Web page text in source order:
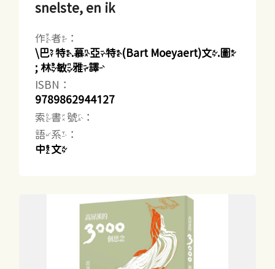
snelste, en ik
作者：
\巴特.慕亞特(Bart Moeyaert)文.圖
; 林敏雅譯
ISBN：
9789862944127
索書號：
語系：
中文